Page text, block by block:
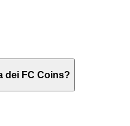
dei FC Coins?